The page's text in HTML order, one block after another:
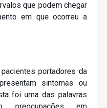
que podem chegar
em que ocorreu a
portadores da
sintomas ou
foi uma das palavras